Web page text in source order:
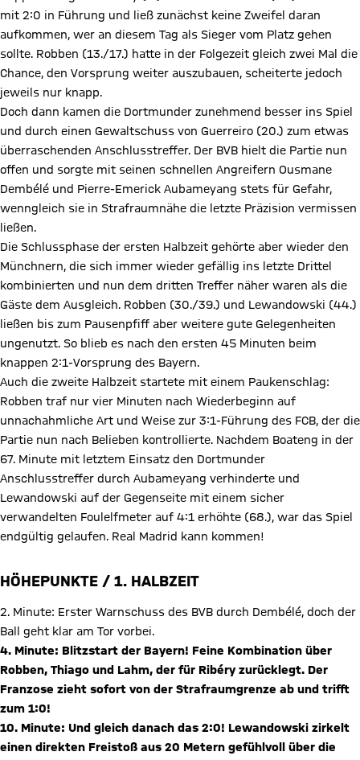
mit 2:0 in Führung und ließ zunächst keine Zweifel daran
aufkommen, wer an diesem Tag als Sieger vom Platz gehen
sollte. Robben (13./17.) hatte in der Folgezeit gleich zwei Mal die
Chance, den Vorsprung weiter auszubauen, scheiterte jedoch
jeweils nur knapp.
Doch dann kamen die Dortmunder zunehmend besser ins Spiel
und durch einen Gewaltschuss von Guerreiro (20.) zum etwas
überraschenden Anschlusstreffer. Der BVB hielt die Partie nun
offen und sorgte mit seinen schnellen Angreifern Ousmane
Dembélé und Pierre-Emerick Aubameyang stets für Gefahr,
wenngleich sie in Strafraumnähe die letzte Präzision vermissen
ließen.
Die Schlussphase der ersten Halbzeit gehörte aber wieder den
Münchnern, die sich immer wieder gefällig ins letzte Drittel
kombinierten und nun dem dritten Treffer näher waren als die
Gäste dem Ausgleich. Robben (30./39.) und Lewandowski (44.)
ließen bis zum Pausenpfiff aber weitere gute Gelegenheiten
ungenutzt. So blieb es nach den ersten 45 Minuten beim
knappen 2:1-Vorsprung des Bayern.
Auch die zweite Halbzeit startete mit einem Paukenschlag:
Robben traf nur vier Minuten nach Wiederbeginn auf
unnachahmliche Art und Weise zur 3:1-Führung des FCB, der die
Partie nun nach Belieben kontrollierte. Nachdem Boateng in der
67. Minute mit letztem Einsatz den Dortmunder
Anschlusstreffer durch Aubameyang verhinderte und
Lewandowski auf der Gegenseite mit einem sicher
verwandelten Foulelfmeter auf 4:1 erhöhte (68.), war das Spiel
endgültig gelaufen. Real Madrid kann kommen!
HÖHEPUNKTE / 1. HALBZEIT
2. Minute: Erster Warnschuss des BVB durch Dembélé, doch der
Ball geht klar am Tor vorbei.
4. Minute: Blitzstart der Bayern! Feine Kombination über
Robben, Thiago und Lahm, der für Ribéry zurücklegt. Der
Franzose zieht sofort von der Strafraumgrenze ab und trifft
zum 1:0!
10. Minute: Und gleich danach das 2:0! Lewandowski zirkelt
einen direkten Freistoß aus 20 Metern gefühlvoll über die